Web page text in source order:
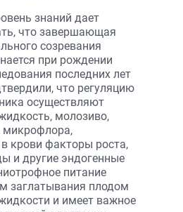
знаний дает
что завершающая
созревания
при рождении
последних лет
что регуляцию
осуществляют
молозиво,
микрофлора,
крови факторы роста,
и другие эндогенные
питание
заглатывания плодом
и имеет важное